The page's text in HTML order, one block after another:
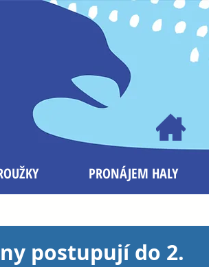
PRONÁJEM HALY
postupují do 2.